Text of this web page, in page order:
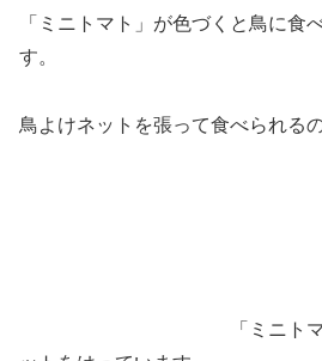
「ミニトマト」が色づくと鳥に食
す。
鳥よけネットを張って食べられる
2022年 5
「ミニトマト」植